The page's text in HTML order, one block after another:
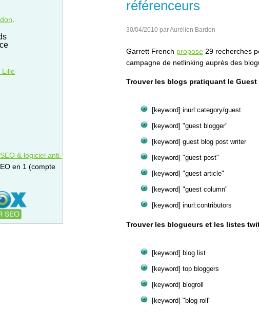
référenceurs
30/04/2010 par Aurélien Bardon
Garrett French propose 29 recherches
campagne de netlinking auprès des
Trouver les blogs pratiquant le
[keyword] inurl:category/guest
[keyword] "guest blogger"
[keyword] guest blog post writer
[keyword] "guest post"
[keyword] "guest article"
[keyword] "guest column"
[keyword] inurl:contributors
Trouver les blogueurs et les listes
[keyword] blog list
[keyword] top bloggers
[keyword] blogroll
[keyword] "blog roll"
Lille
& logiciel anti-
en 1 (compte